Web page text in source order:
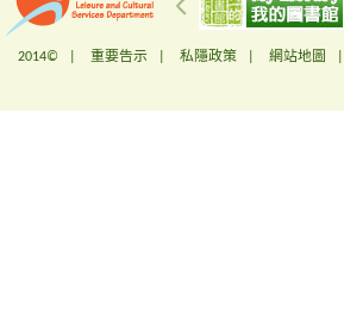
2014© | 重要告示 私隱政策 網站地圖